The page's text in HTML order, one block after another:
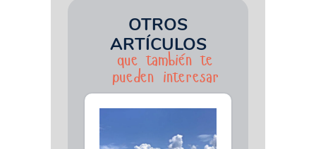
OTROS
ARTÍCULOS
que también te
pueden interesar